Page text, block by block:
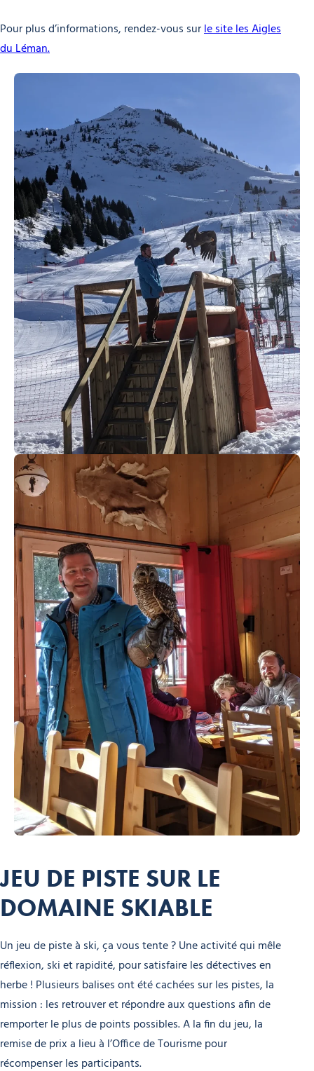
Pour plus d’informations, rendez-vous surle site les Aigles
du Léman.
JEU DE PISTE SUR LE
DOMAINE SKIABLE
Un jeu de piste à ski, ça vous tente ? Une activité qui mêle
réflexion, ski et rapidité, pour satisfaire les détectives en
herbe ! Plusieurs balises ont été cachées sur les pistes, la
mission : les retrouver et répondre aux questions afin de
remporter le plus de points possibles. A la fin du jeu, la
remise de prix a lieu à l’Office de Tourisme pour
récompenser les participants.